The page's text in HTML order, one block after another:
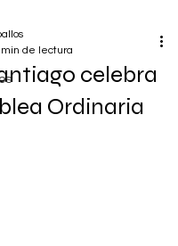
celebra
Ordinaria
de lectura